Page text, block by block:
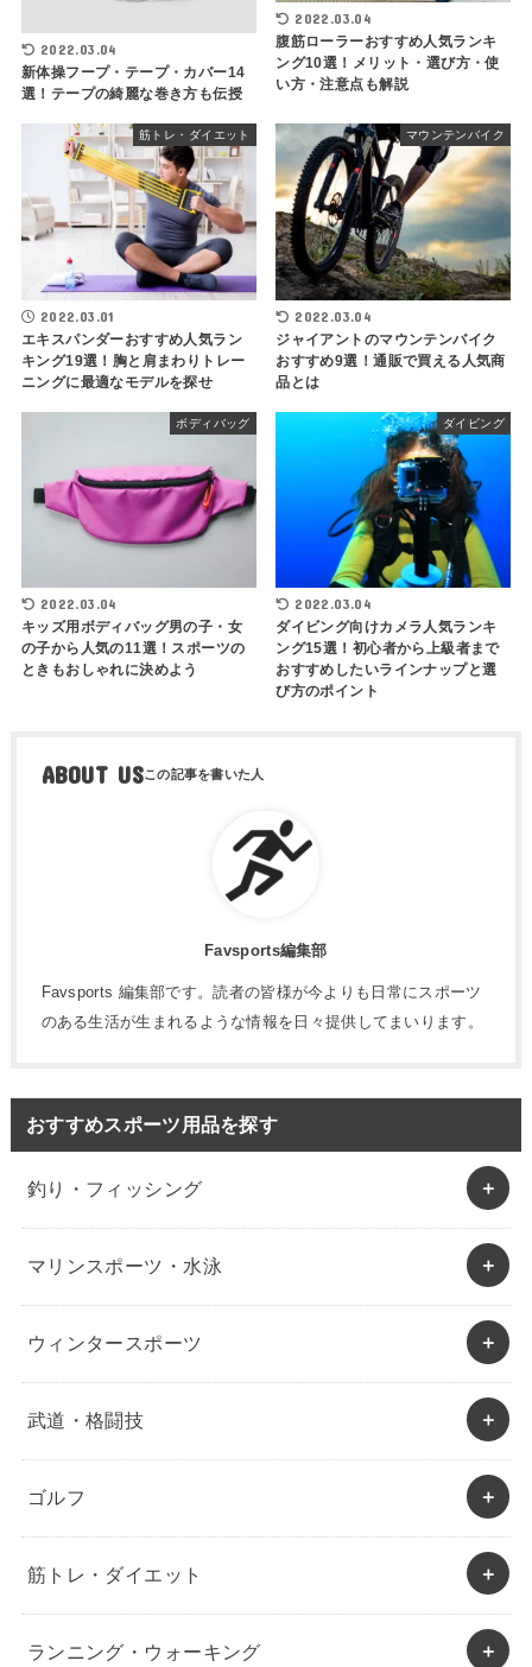
2022.03.04
新体操フープ・テープ・カバー14
選！テープの綺麗な巻き方も伝授
2022.03.04
腹筋ローラーおすすめ人気ランキ
ング10選！メリット・選び方・使
い方・注意点も解説
筋トレ・ダイエット
2022.03.01
エキスパンダーおすすめ人気ラン
キング19選！胸と肩まわりトレー
ニングに最適なモデルを探せ
マウンテンバイク
2022.03.04
ジャイアントのマウンテンバイク
おすすめ9選！通販で買える人気商
品とは
ボディバッグ
2022.03.04
キッズ用ボディバッグ男の子・女
の子から人気の11選！スポーツの
ときもおしゃれに決めよう
ダイビング
2022.03.04
ダイビング向けカメラ人気ランキ
ング15選！初心者から上級者まで
おすすめしたいラインナップと選
び方のポイント
ABOUT US
Favsports編集部
Favsports 編集部です。読者の皆様が今よりも日常にスポーツ
のある生活が生まれるような情報を日々提供してまいります。
おすすめスポーツ用品を探す
釣り・フィッシング
マリンスポーツ・水泳
ウィンタースポーツ
武道・格闘技
ゴルフ
筋トレ・ダイエット
ランニング・ウォーキング